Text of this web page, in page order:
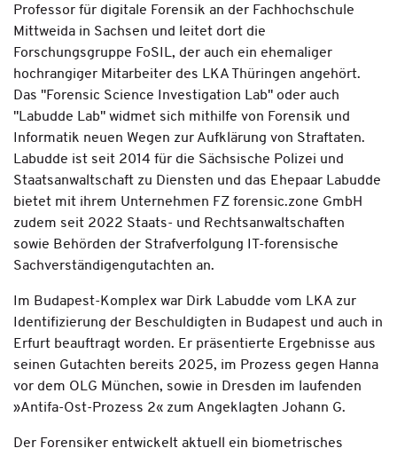
Professor für digitale Forensik an der Fachhochschule
Mittweida in Sachsen und leitet dort die
Forschungsgruppe FoSIL, der auch ein ehemaliger
hochrangiger Mitarbeiter des LKA Thüringen angehört.
Das "Forensic Science Investigation Lab" oder auch
"Labudde Lab" widmet sich mithilfe von Forensik und
Informatik neuen Wegen zur Aufklärung von Straftaten.
Labudde ist seit 2014 für die Sächsische Polizei und
Staatsanwaltschaft zu Diensten und das Ehepaar Labudde
bietet mit ihrem Unternehmen FZ forensic.zone GmbH
zudem seit 2022 Staats- und Rechtsanwaltschaften
sowie Behörden der Strafverfolgung IT-forensische
Sachverständigengutachten an.
Im Budapest-Komplex war Dirk Labudde vom LKA zur
Identifizierung der Beschuldigten in Budapest und auch in
Erfurt beauftragt worden. Er präsentierte Ergebnisse aus
seinen Gutachten bereits 2025, im Prozess gegen Hanna
vor dem OLG München, sowie in Dresden im laufenden
»Antifa-Ost-Prozess 2« zum Angeklagten Johann G.
Der Forensiker entwickelt aktuell ein biometrisches